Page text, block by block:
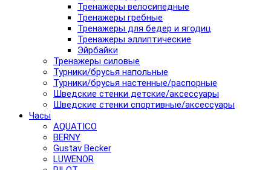
Тренажеры велосипедные
Тренажеры гребные
Тренажеры для бедер и ягодиц
Тренажеры эллиптические
Эйрбайки
Тренажеры силовые
Турники/брусья напольные
Турники/брусья настенные/распорные
Шведские стенки детские/аксессуары
Шведские стенки спортивные/аксессуары
Часы
AQUATICO
BERNY
Gustav Becker
LUWENOR